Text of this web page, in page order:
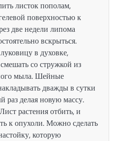
листок пополам,
поверхностью к
две недели липома
вскрыться.
в духовке,
со стружкой из
мыла. Шейные
дважды в сутки
раз делая новую массу.
растения отбить, и
к опухоли. Можно сделать
которую